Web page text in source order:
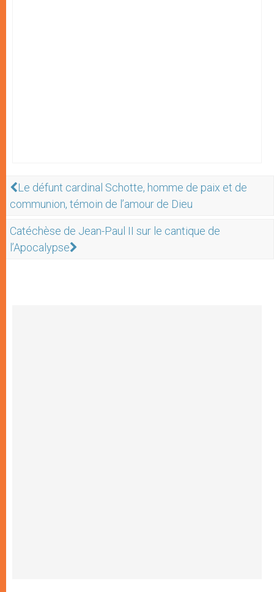
Le défunt cardinal Schotte, homme de paix et de
communion, témoin de l’amour de Dieu
Catéchèse de Jean-Paul II sur le cantique de
l’Apocalypse